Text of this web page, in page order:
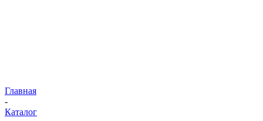
Главная
-
Каталог